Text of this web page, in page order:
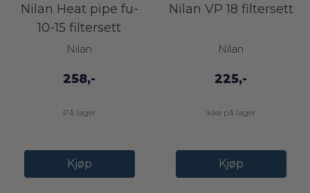
Nilan Heat pipe fu-
10-15 filtersett
Nilan
258,-
På lager
Kjøp
Nilan VP 18 filtersett
Nilan
225,-
Ikke på lager
Kjøp